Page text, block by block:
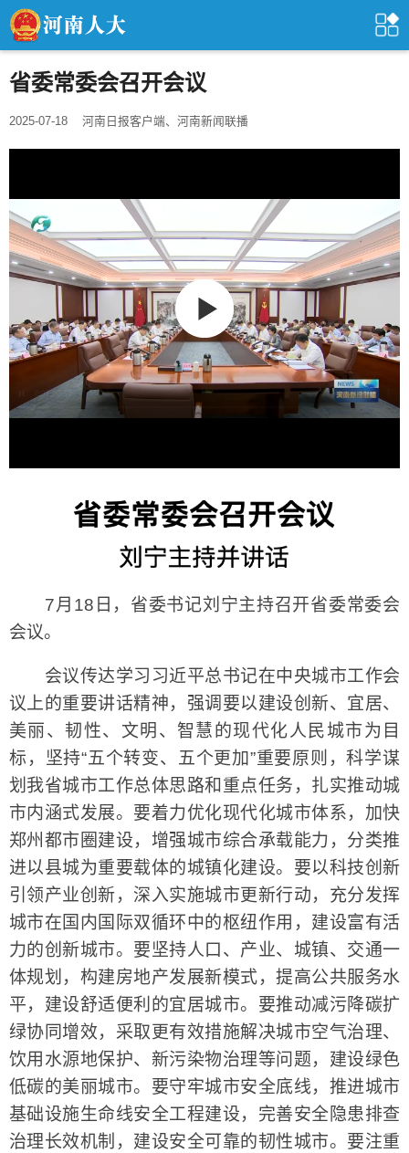
省委常委会召开会议
2025-07-18 河南日报客户端、河南新闻联播
7月18日，省委书记刘宁主持召开省委常委会
会议。
会议传达学习习近平总书记在中央城市工作会
议上的重要讲话精神，强调要以建设创新、宜居、
美丽、韧性、文明、智慧的现代化人民城市为目
标，坚持“五个转变、五个更加”重要原则，科学谋
划我省城市工作总体思路和重点任务，扎实推动城
市内涵式发展。要着力优化现代化城市体系，加快
郑州都市圈建设，增强城市综合承载能力，分类推
进以县城为重要载体的城镇化建设。要以科技创新
引领产业创新，深入实施城市更新行动，充分发挥
城市在国内国际双循环中的枢纽作用，建设富有活
力的创新城市。要坚持人口、产业、城镇、交通一
体规划，构建房地产发展新模式，提高公共服务水
平，建设舒适便利的宜居城市。要推动减污降碳扩
绿协同增效，采取更有效措施解决城市空气治理、
饮用水源地保护、新污染物治理等问题，建设绿色
低碳的美丽城市。要守牢城市安全底线，推进城市
基础设施生命线安全工程建设，完善安全隐患排查
治理长效机制，建设安全可靠的韧性城市。要注重